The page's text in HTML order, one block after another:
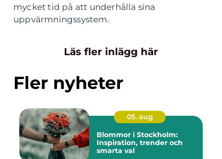
mycket tid på att underhålla sina
uppvärmningssystem.
Läs fler inlägg här
Fler nyheter
05. aug
Blommor i Stockholm:
Inspiration, trender och
smarta val